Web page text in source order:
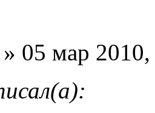
» 05 мар